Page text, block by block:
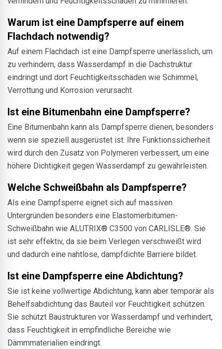
Warum ist eine Dampfsperre auf einem
Flachdach notwendig?
Auf einem Flachdach ist eine Dampfsperre unerlässlich, um
zu verhindern, dass Wasserdampf in die Dachstruktur
eindringt und dort Feuchtigkeitsschäden wie Schimmel,
Verrottung und Korrosion verursacht.
Ist eine Bitumenbahn eine Dampfsperre?
Eine Bitumenbahn kann als Dampfsperre dienen, besonders
wenn sie speziell ausgerüstet ist. Ihre Funktionssicherheit
wird durch den Zusatz von Polymeren verbessert, um eine
höhere Dichtigkeit gegen Wasserdampf zu gewährleisten.
Welche Schweißbahn als Dampfsperre?
Als eine Dampfsperre eignet sich auf massiven
Untergründen besonders eine Elastomerbitumen-
Schweißbahn wie ALUTRIX® C3500 von CARLISLE®. Sie
ist sehr effektiv, da sie beim Verlegen verschweißt wird
und dadurch eine nahtlose, dampfdichte Barriere bildet.
Ist eine Dampfsperre eine Abdichtung?
Sie ist keine vollwertige Abdichtung, kann aber temporär als
Behelfsabdichtung das Bauteil vor Feuchtigkeit schützen.
Sie schützt Baustrukturen vor Wasserdampf und verhindert,
dass Feuchtigkeit in empfindliche Bereiche wie
Dämmmaterialien eindringt.